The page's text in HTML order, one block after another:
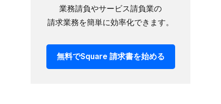
業務請負や​サービス請負業の​
請求業務を​簡単に​効率化できます。
無料で​Square 請求書を​始める